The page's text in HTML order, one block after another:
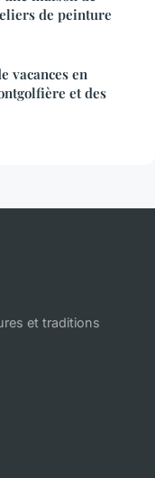
de peinture
vacances en
et des
et traditions